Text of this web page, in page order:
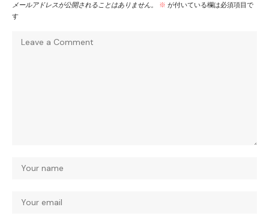
メールアドレスが公開されることはありません。 ※ が付いている欄は必須項目で
す